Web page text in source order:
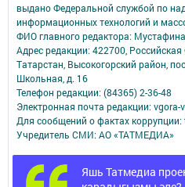
Яшь Татмедиа
выдано Федеральной службой по
информационных технологий и
ФИО главного редактора:
Адрес редакции: 422700,
Татарстан, Высокогорский район,
Школьная, д. 16
Телефон редакции: (84365) 2-36-48
Электронная почта редакции: vgora-
Для сообщений о фактах коррупции:
Учредитель СМИ: АО «ТАТМЕДИА»
Антикоррупционная политика
АО «ТАТМЕДИА» использует «cookie»